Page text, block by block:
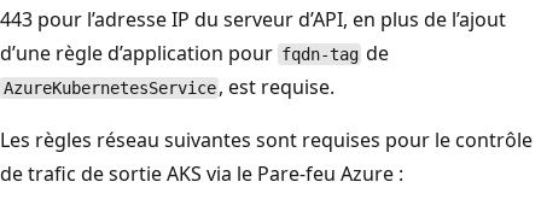
443 pour l’adresse IP du serveur d’API, en plus de l’ajout
d’une règle d’application pour fqdn-tag de
AzureKubernetesService , est requise.
Les règles réseau suivantes sont requises pour le contrôle
de trafic de sortie AKS via le Pare-feu Azure :